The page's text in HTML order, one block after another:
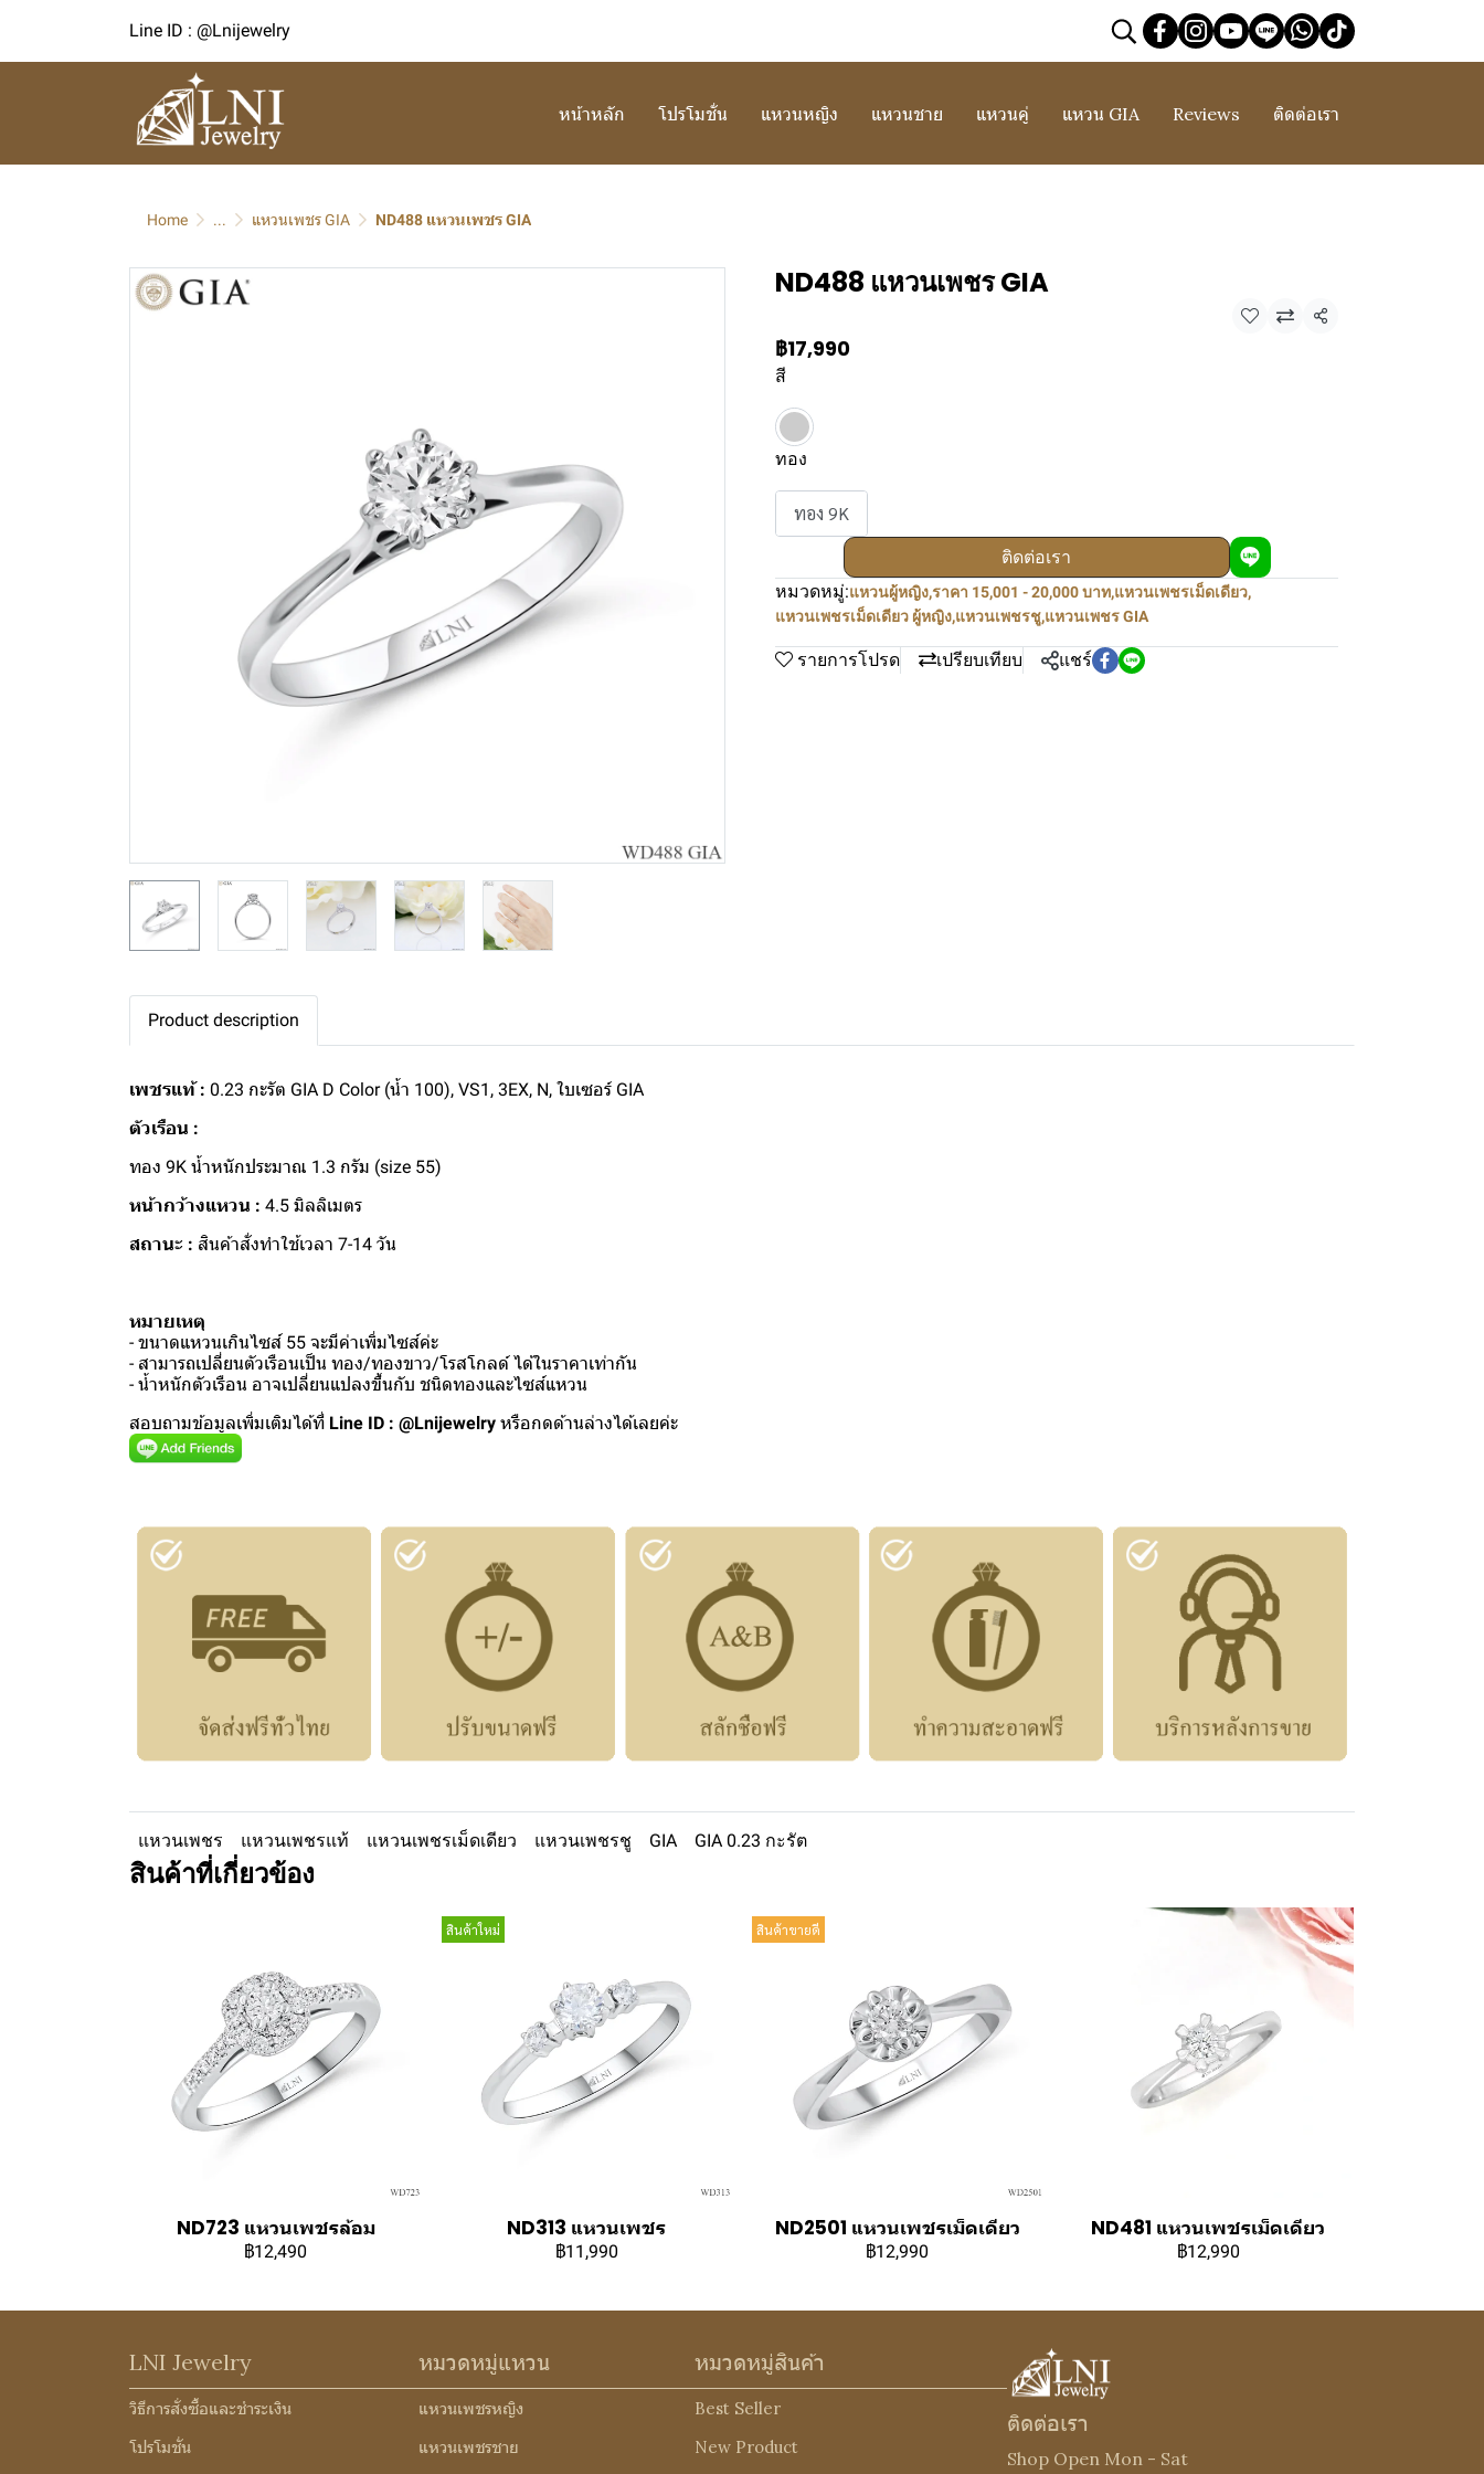
Line ID : @Lnijewelry
หน้าหลัก โปรโมชั่น แหวนหญิง แหวนชาย แหวนคู่ แหวน GIA Reviews ติดต่อเรา
Home ... แหวนเพชร GIA ND488 แหวนเพชร GIA
ND488 แหวนเพชร GIA
แชร์
฿17,990
สี
ทอง
ทอง 9K
ติดต่อเรา
หมวดหมู่:แหวนผู้หญิง,ราคา 15,001 - 20,000 บาท,แหวนเพชรเม็ดเดียว,
แหวนเพชรเม็ดเดียว ผู้หญิง,แหวนเพชรชู,แหวนเพชร GIA
รายการโปรด เปรียบเทียบ แชร์
Product description
เพชรแท้ : 0.23 กะรัต GIA D Color (น้ำ 100), VS1, 3EX, N, ใบเซอร์ GIA
ตัวเรือน :
ทอง 9K น้ำหนักประมาณ 1.3 กรัม (size 55)
หน้ากว้างแหวน : 4.5 มิลลิเมตร
สถานะ : สินค้าสั่งทำใช้เวลา 7-14 วัน
หมายเหตุ
- ขนาดแหวนเกินไซส์ 55 จะมีค่าเพิ่มไซส์ค่ะ
- สามารถเปลี่ยนตัวเรือนเป็น ทอง/ทองขาว/โรสโกลด์ ได้ในราคาเท่ากัน
- น้ำหนักตัวเรือน อาจเปลี่ยนแปลงขึ้นกับ ชนิดทองและไซส์แหวน
สอบถามข้อมูลเพิ่มเติมได้ที่ Line ID : @Lnijewelry หรือกดด้านล่างได้เลยค่ะ
แหวนเพชร แหวนเพชรแท้ แหวนเพชรเม็ดเดียว แหวนเพชรชู GIA GIA 0.23 กะรัต
สินค้าที่เกี่ยวข้อง
ND723 แหวนเพชรล้อม
฿12,490
สินค้าใหม่
ND313 แหวนเพชร
฿11,990
สินค้าขายดี
ND2501 แหวนเพชรเม็ดเดียว
฿12,990
ND481 แหวนเพชรเม็ดเดียว
฿12,990
LNI Jewelry
วิธีการสั่งซื้อและชำระเงิน
โปรโมชั่น
หมวดหมู่แหวน
แหวนเพชรหญิง
แหวนเพชรชาย
หมวดหมู่สินค้า
Best Seller
New Product
ติดต่อเรา
Shop Open Mon - Sat